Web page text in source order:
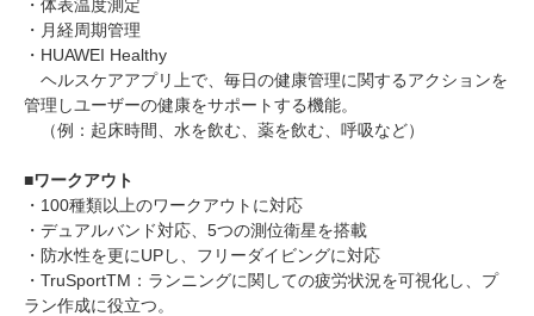
・体表温度測定
・月経周期管理
・HUAWEI Healthy
ヘルスケアアプリ上で、毎日の健康管理に関するアクションを
管理しユーザーの健康をサポートする機能。
（例：起床時間、水を飲む、薬を飲む、呼吸など）
■ワークアウト
・100種類以上のワークアウトに対応
・デュアルバンド対応、5つの測位衛星を搭載
・防水性を更にUPし、フリーダイビングに対応
・TruSportTM：ランニングに関しての疲労状況を可視化し、プ
ラン作成に役立つ。